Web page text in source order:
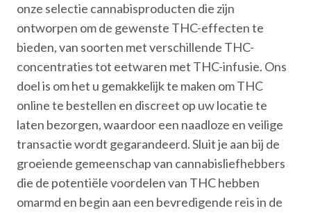
onze selectie cannabisproducten die zijn
ontworpen om de gewenste THC-effecten te
bieden, van soorten met verschillende THC-
concentraties tot eetwaren met THC-infusie. Ons
doel is om het u gemakkelijk te maken om THC
online te bestellen en discreet op uw locatie te
laten bezorgen, waardoor een naadloze en veilige
transactie wordt gegarandeerd. Sluit je aan bij de
groeiende gemeenschap van cannabisliefhebbers
die de potentiële voordelen van THC hebben
omarmd en begin aan een bevredigende reis in de